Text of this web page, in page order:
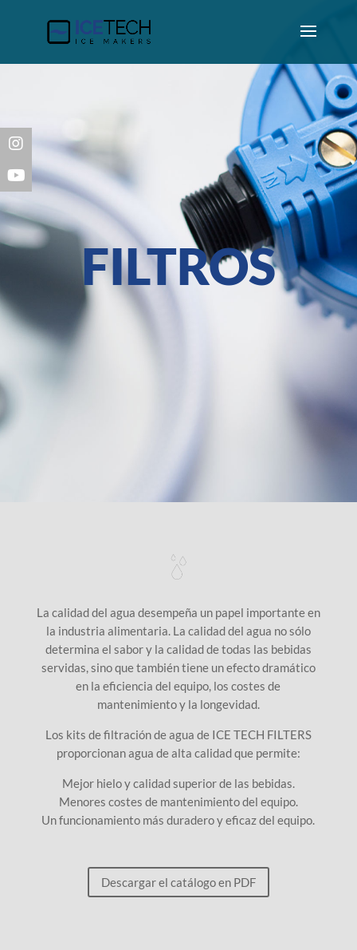
FILTROS
La calidad del agua desempeña un papel importante en
la industria alimentaria. La calidad del agua no sólo
determina el sabor y la calidad de todas las bebidas
servidas, sino que también tiene un efecto dramático
en la eficiencia del equipo, los costes de
mantenimiento y la longevidad.
Los kits de filtración de agua de ICE TECH FILTERS
proporcionan agua de alta calidad que permite:
Mejor hielo y calidad superior de las bebidas.
Menores costes de mantenimiento del equipo.
Un funcionamiento más duradero y eficaz del equipo.
Descargar el catálogo en PDF